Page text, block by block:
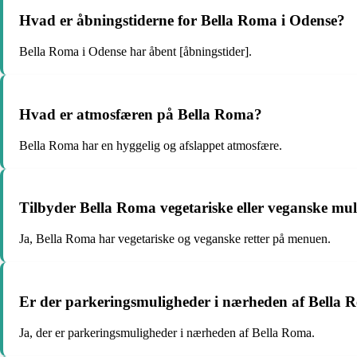
Hvad er åbningstiderne for Bella Roma i Odense?
Bella Roma i Odense har åbent [åbningstider].
Hvad er atmosfæren på Bella Roma?
Bella Roma har en hyggelig og afslappet atmosfære.
Tilbyder Bella Roma vegetariske eller veganske
Ja, Bella Roma har vegetariske og veganske retter på menuen.
Er der parkeringsmuligheder i nærheden af ​​Bella
Ja, der er parkeringsmuligheder i nærheden af ​​Bella Roma.